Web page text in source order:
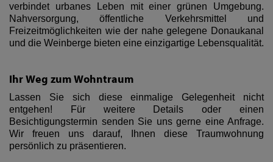
verbindet urbanes Leben mit einer grünen Umgebung.
Nahversorgung, öffentliche Verkehrsmittel und
Freizeitmöglichkeiten wie der nahe gelegene Donaukanal
und die Weinberge bieten eine einzigartige Lebensqualität.
Ihr Weg zum Wohntraum
Lassen Sie sich diese einmalige Gelegenheit nicht
entgehen! Für weitere Details oder einen
Besichtigungstermin senden Sie uns gerne eine Anfrage.
Wir freuen uns darauf, Ihnen diese Traumwohnung
persönlich zu präsentieren.